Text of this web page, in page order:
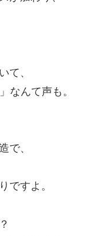
て、
なんて声も。
で、
ですよ。